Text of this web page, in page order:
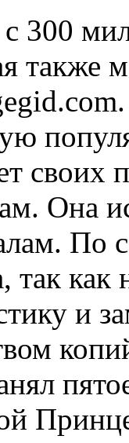
300
также
Она
По
так как
и